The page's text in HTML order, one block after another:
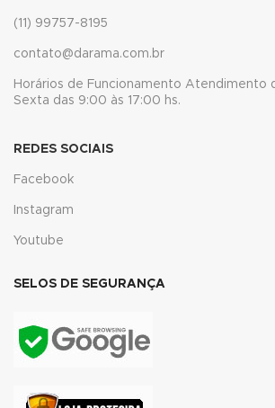
satın al
panel
panel
panel
panel
panel
panel
(11) 99757-8195
contato@darama.com.br
Horários de Funcionamento Atendimento
Sexta das 9:00 às 17:00 hs.
REDES SOCIAIS
Facebook
Instagram
Youtube
SELOS DE SEGURANÇA